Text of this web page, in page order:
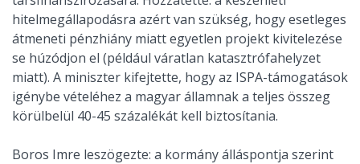
hitelmegállapodásra azért van szükség, hogy esetleges
átmeneti pénzhiány miatt egyetlen projekt kivitelezése
se húzódjon el (például váratlan katasztrófahelyzet
miatt). A miniszter kifejtette, hogy az ISPA-támogatások
igénybe vételéhez a magyar államnak a teljes összeg
körülbelül 40-45 százalékát kell biztosítania.
Boros Imre leszögezte: a kormány álláspontja szerint